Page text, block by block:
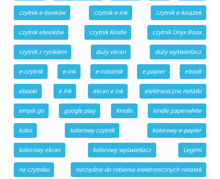
czytnik e-booków czytnik e-ink czytnik e-książek
czytnik ebooków czytnik Kindle czytnik Onyx Boox
czytnik z rysikiem duży ekran duży wyświetlacz
e-czytnik e-ink e-notatnik e-papier ebook
ebooki e ink ekran e ink elektroniczne notatki
empik go google play Kindle kindle paperwhite
kobo kolorowy czytnik kolorowy e-papier
kolorowy ekran kolorowy wyświetlacz Legimi
na czytniku narzędzie do robienia elektronicznych notatek